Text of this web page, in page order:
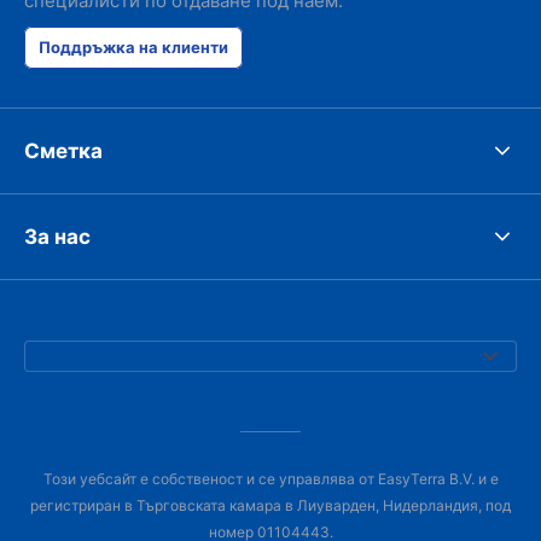
Поддръжка на клиенти
Сметка
За нас
Този уебсайт е собственост и се управлява от EasyTerra B.V. и е
регистриран в Търговската камара в Лиуварден, Нидерландия, под
номер 01104443.